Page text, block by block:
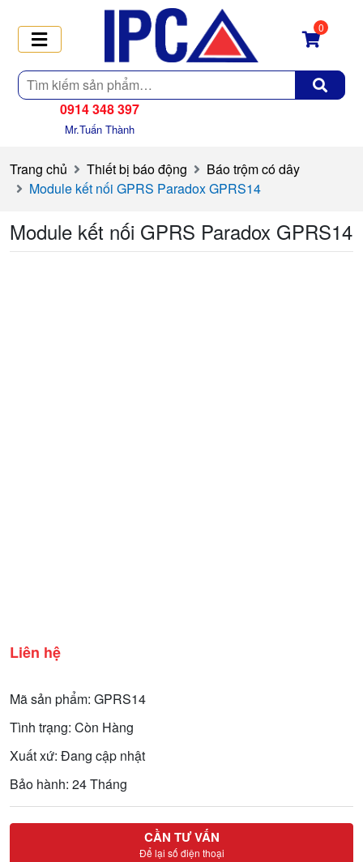
Tìm
kiếm
0
0914 348 397
Mr.Tuấn Thành
Trang chủ Thiết bị báo động
Báo trộm có dây
Module kết nối GPRS Paradox GPRS14
Module kết nối GPRS Paradox GPRS14
Liên hệ
Mã sản phẩm: GPRS14
Tình trạng: Còn Hàng
Xuất xứ: Đang cập nhật
Bảo hành: 24 Tháng
CẦN TƯ VẤN
Để lại số điện thoại